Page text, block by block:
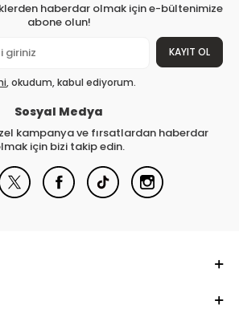
haberdar olmak için e-bültenimize
abone olun!
KAYIT OL
, okudum, kabul ediyorum.
Sosyal Medya
kampanya ve fırsatlardan haberdar
için bizi takip edin.